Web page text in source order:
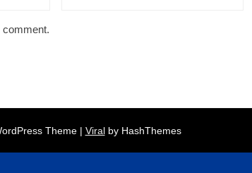
comment.
Theme | Viralby HashThemes